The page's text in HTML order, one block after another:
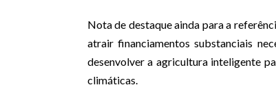
Nota de destaque ainda para a
atrair financiamentos substanciais
desenvolver a agricultura inteligente
climáticas.